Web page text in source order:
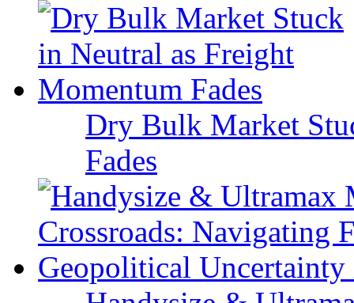
Dry Bulk Market
Fades